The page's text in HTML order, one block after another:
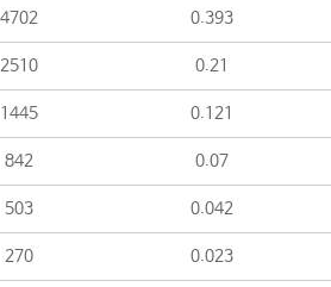
4702 0.393
2510 0.21
1445 0.121
842 0.07
503 0.042
270 0.023